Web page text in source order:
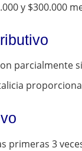
y $300.000
parcialmente
primeras 3